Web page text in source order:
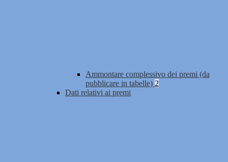
Ammontare complessivo dei premi (da
pubblicare in tabelle) 2
Dati relativi ai premi